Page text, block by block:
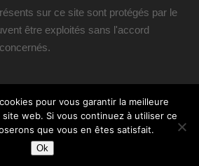
sur ce site sont protégés par le
être exploités sans l'accord
propulsé par Mantra&WordPress.
pour vous garantir la meilleure
web. Si vous continuez à utiliser ce
que vous en êtes satisfait.
Ok